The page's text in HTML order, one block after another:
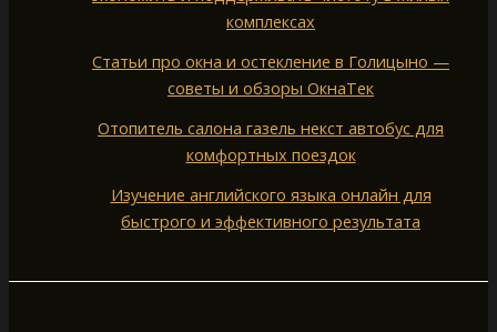
комплексах
Статьи про окна и остекление в Голицыно —
советы и обзоры ОкнаТек
Отопитель салона газель некст автобус для
комфортных поездок
Изучение английского языка онлайн для
быстрого и эффективного результата